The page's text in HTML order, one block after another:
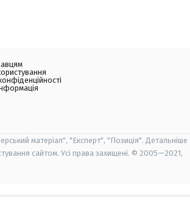
матеріал", "Експерт", "Позиція". Детальніше
сайтом. Усі права захищені. © 2005—2021,